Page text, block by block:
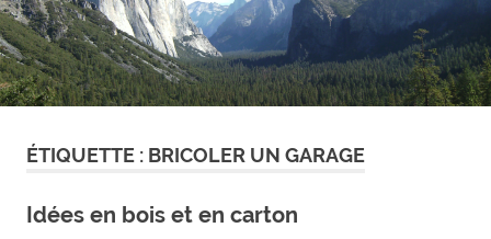
ÉTIQUETTE : BRICOLER UN GARAGE
Idées en bois et en carton